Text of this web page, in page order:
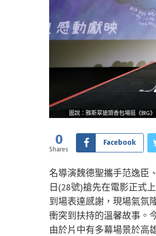
圖說：雅斯翠搶頭香包場挺《BIG
0
Shares
Facebook
名導演魏德聖攜手范逸臣
日(28號)搶先在電影正式
到場表達感謝，現場氣氛
衝突到扶持的溫馨故事。
由於片中有多幕場景於高